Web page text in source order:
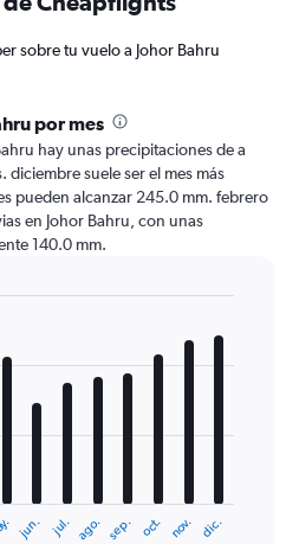
sobre tu vuelo a Johor Bahru
por mes
hay unas precipitaciones de a
diciembre suele ser el mes más
pueden alcanzar 245.0 mm. febrero
en Johor Bahru, con unas
140.0 mm.
jun. jul. ago. sep. oct. nov. dic.